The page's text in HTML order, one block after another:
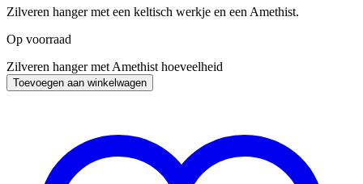
Zilveren hanger met een keltisch werkje en een Amethist.
Op voorraad
Zilveren hanger met Amethist hoeveelheid
Toevoegen aan winkelwagen